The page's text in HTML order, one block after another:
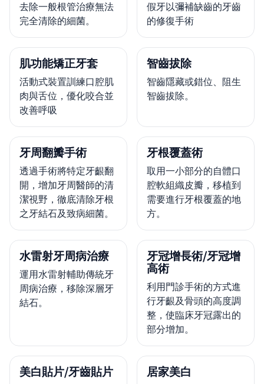
去除一般根管治療無法
完全清除的細菌。
假牙以彌補缺齒的牙齒
的修復手術
肌功能矯正牙套
活動式裝置訓練口腔肌
肉與舌位，優化咬合並
改善呼吸
智齒拔除
智齒隱藏或錯位、阻生
智齒拔除。
牙周翻瓣手術
透過手術將特定牙齦翻
開，增加牙周醫師的清
潔視野，徹底清除牙根
之牙結石及致病細菌。
牙根覆蓋術
取用一小部分的自體口
腔軟組織皮瓣，移植到
需要進行牙根覆蓋的地
方。
水雷射牙周病治療
運用水雷射輔助傳統牙
周病治療，移除深層牙
結石。
牙冠增長術/牙冠增
高術
利用門診手術的方式進
行牙齦及骨頭的高度調
整，使臨床牙冠露出的
部分增加。
美白貼片/牙齒貼片 居家美白